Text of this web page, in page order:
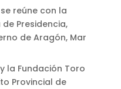
reúne con la
Presidencia,
de Aragón, Mar
la Fundación Toro
Provincial de